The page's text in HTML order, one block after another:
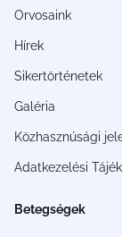
Orvosaink
Hírek
Sikertörténetek
Galéria
Közhasznúsági
Adatkezelési
Betegségek